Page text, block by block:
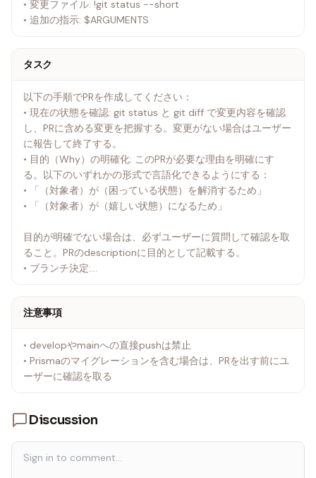
• 変更ファイル: !git status --short
• 追加の指示: $ARGUMENTS
タスク
以下の手順でPRを作成してください：
• 現在の状態を確認: git status と git diff で変更内容を確認
し、PRに含める変更を把握する。変更がない場合はユーザー
に報告して終了する。
• 目的（Why）の明確化: このPRが必要な理由を明確にす
る。以下のいずれかの形式で言語化できるようにする：
• 「（対象者）が（困っている状態）を解消するため」
• 「（対象者）が（嬉しい状態）になるため」
目的が明確でない場合は、必ずユーザーに質問して確認を取
ること。PRのdescriptionに目的として記載する。
• ブランチ決定:
してチェックアウトする（例: feature/add-dark-mode,
• 既にフィーチャーブランチにいる場合: 変更内容がブランチ
名と合致していればそのまま使用する。合致していない場合
はdevelopから新しいブランチを作成して変更を持ち越す
する。ドキュメントや設定ファイルのみの変更の場合はスキ
ップ可。
• npm run typecheck
注意事項
• developやmainへの直接pushは禁止
• Prismaのマイグレーションを含む場合は、PRを出す前にユ
ーザーに確認を取る
Discussion